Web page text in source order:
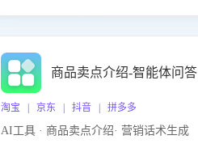
商品卖点介绍-智能体问答
淘宝 | 京东 | 抖音 | 拼多多
AI工具 · 商品卖点介绍· 营销话术生成